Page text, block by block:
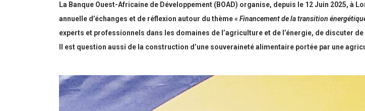
La Banque Ouest-Africaine de Développement (BOAD) organise, depuis le 12 Juin 2025, à
annuelle d’échanges et de réflexion autour du thème «Financement de la transition
experts et professionnels dans les domaines de l’agriculture et de l’énergie, de discuter
Il est question aussi de la construction d’une souveraineté alimentaire portée par une